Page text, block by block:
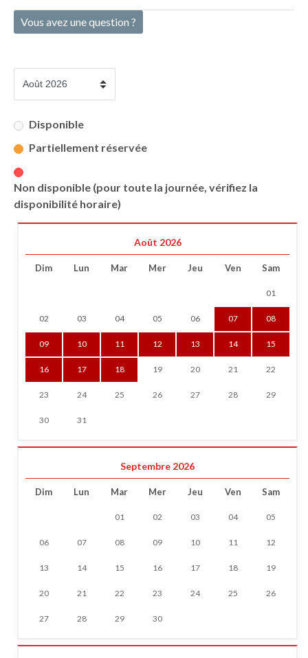
Vous avez une question ?
Disponible
Partiellement réservée
Non disponible (pour toute la journée, vérifiez la
disponibilité horaire)
Août 2026
Dim Lun Mar Mer Jeu Ven Sam
01
02 03 04 05 06 07 08
09 10 11 12 13 14 15
16 17 18 19 20 21 22
23 24 25 26 27 28 29
30 31
Septembre 2026
Dim Lun Mar Mer Jeu Ven Sam
01 02 03 04 05
06 07 08 09 10 11 12
13 14 15 16 17 18 19
20 21 22 23 24 25 26
27 28 29 30